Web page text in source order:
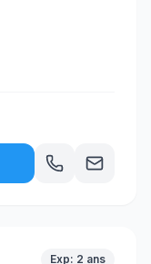
Exp: 2 ans